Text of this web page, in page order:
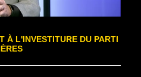
À L'INVESTITURE DU PARTI